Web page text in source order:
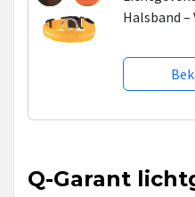
Halsband
voor
Q-Garant